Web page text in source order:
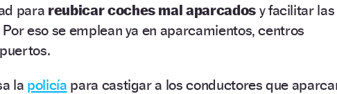
para reubicar coches mal aparcadosy facilitar las
eso se emplean ya en aparcamientos, centros
la policía para castigar a los conductores que